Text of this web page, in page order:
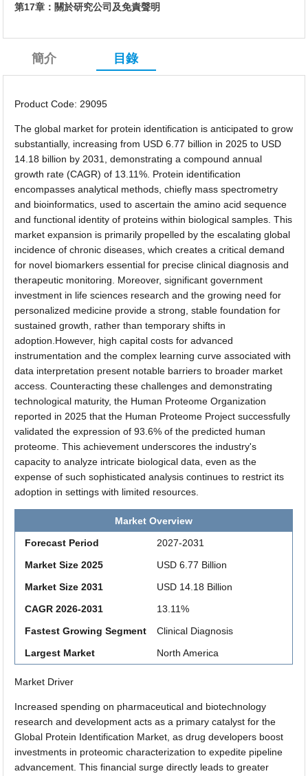
第17章：關於研究公司及免責聲明
簡介 目錄
Product Code: 29095
The global market for protein identification is anticipated to grow
substantially, increasing from USD 6.77 billion in 2025 to USD
14.18 billion by 2031, demonstrating a compound annual
growth rate (CAGR) of 13.11%. Protein identification
encompasses analytical methods, chiefly mass spectrometry
and bioinformatics, used to ascertain the amino acid sequence
and functional identity of proteins within biological samples. This
market expansion is primarily propelled by the escalating global
incidence of chronic diseases, which creates a critical demand
for novel biomarkers essential for precise clinical diagnosis and
therapeutic monitoring. Moreover, significant government
investment in life sciences research and the growing need for
personalized medicine provide a strong, stable foundation for
sustained growth, rather than temporary shifts in
adoption.However, high capital costs for advanced
instrumentation and the complex learning curve associated with
data interpretation present notable barriers to broader market
access. Counteracting these challenges and demonstrating
technological maturity, the Human Proteome Organization
reported in 2025 that the Human Proteome Project successfully
validated the expression of 93.6% of the predicted human
proteome. This achievement underscores the industry's
capacity to analyze intricate biological data, even as the
expense of such sophisticated analysis continues to restrict its
adoption in settings with limited resources.
Market Overview
Forecast Period
2027-2031
Market Size 2025
USD 6.77 Billion
Market Size 2031
USD 14.18 Billion
CAGR 2026-2031
13.11%
Fastest Growing Segment
Clinical Diagnosis
Largest Market
North America
Market Driver
Increased spending on pharmaceutical and biotechnology
research and development acts as a primary catalyst for the
Global Protein Identification Market, as drug developers boost
investments in proteomic characterization to expedite pipeline
advancement. This financial surge directly leads to greater